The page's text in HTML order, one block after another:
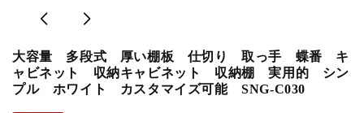
大容量 多段式 厚い棚板 仕切り 取っ手 蝶番 キ
ャビネット 収納キャビネット 収納棚 実用的 シン
プル ホワイト カスタマイズ可能 SNG-C030